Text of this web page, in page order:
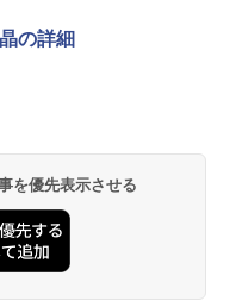
の詳細
を優先表示させる